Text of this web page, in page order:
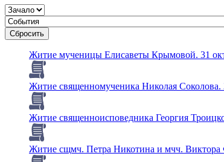
Сбросить
Житие мученицы Елисаветы Крымовой. 31
Житие священномученика Николая Соколова.
Житие священноисповедника Георгия
Житие сщмч. Петра Никотина и мчч. Виктора